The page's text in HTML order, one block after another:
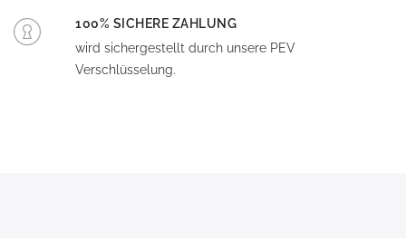
100% SICHERE ZAHLUNG
wird sichergestellt durch unsere PEV
Verschlüsselung.